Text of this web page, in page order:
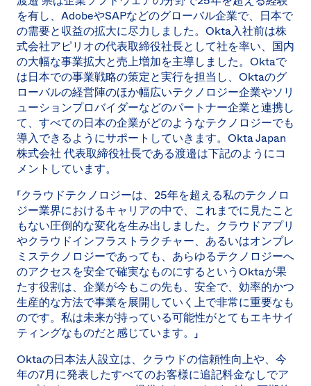
を有し、AdobeやSAPなどのグローバル企業で、日本で
の需要と収益の拡大に尽力しました。Okta入社前は株
式会社アピリオの代表取締役社長として社を率い、国内
の大幅な事業拡大と売上増加を主導しました。Oktaで
は日本での事業戦略の策定と実行を担当し、Oktaのグ
ローバルの経営陣のほか幅広いテクノロジー企業やソリ
ューションプロバイダーなどのパートナー企業と連携し
て、すべての日本の企業がどのようなテクノロジーでも
導入できるようにサポートしていきます。Okta Japan
株式会社 代表取締役社長である渡邉は下記のようにコ
メントしています。
「クラウドテクノロジーは、25年を超える私のテクノロ
ジー業界におけるキャリアの中で、これまでに見たこと
もない圧倒的な変化を生み出しました。クラウドアプリ
やクラウドインフラストラクチャー、あるいはオンプレ
ミステクノロジーであっても、あらゆるテクノロジーへ
のアクセスを安全で確実なものにするというOktaが果
たす役割は、企業が今もこの先も、安全で、効率的かつ
生産的な方法で事業を展開していく上で非常に重要なも
のです。私は未来が持っている可能性がとてもエキサイ
ティングなものだと感じています。」
Oktaの日本法人設立は、クラウドの信頼性向上や、今
年の7月に発表したすべてのお客様に追記料金なしでア